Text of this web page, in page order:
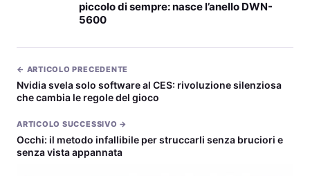
piccolo di sempre: nasce l’anello DWN-
5600
← ARTICOLO PRECEDENTE
Nvidia svela solo software al CES: rivoluzione silenziosa
che cambia le regole del gioco
ARTICOLO SUCCESSIVO →
Occhi: il metodo infallibile per struccarli senza bruciori e
senza vista appannata